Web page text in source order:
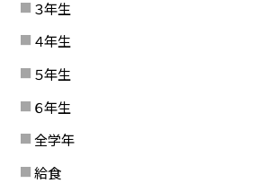
３年生
４年生
５年生
６年生
全学年
給食